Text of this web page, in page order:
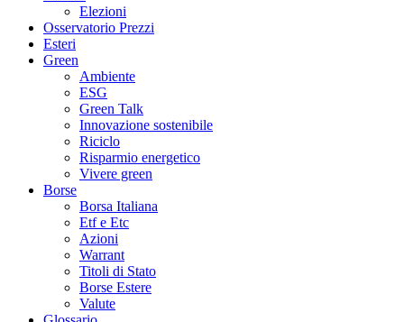
Elezioni
Osservatorio Prezzi
Esteri
Green
Ambiente
ESG
Green Talk
Innovazione sostenibile
Riciclo
Risparmio energetico
Vivere green
Borse
Borsa Italiana
Etf e Etc
Azioni
Warrant
Titoli di Stato
Borse Estere
Valute